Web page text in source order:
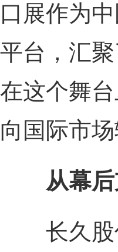
口展作为
平台，汇
在这个舞
向国际市
从幕
长久股